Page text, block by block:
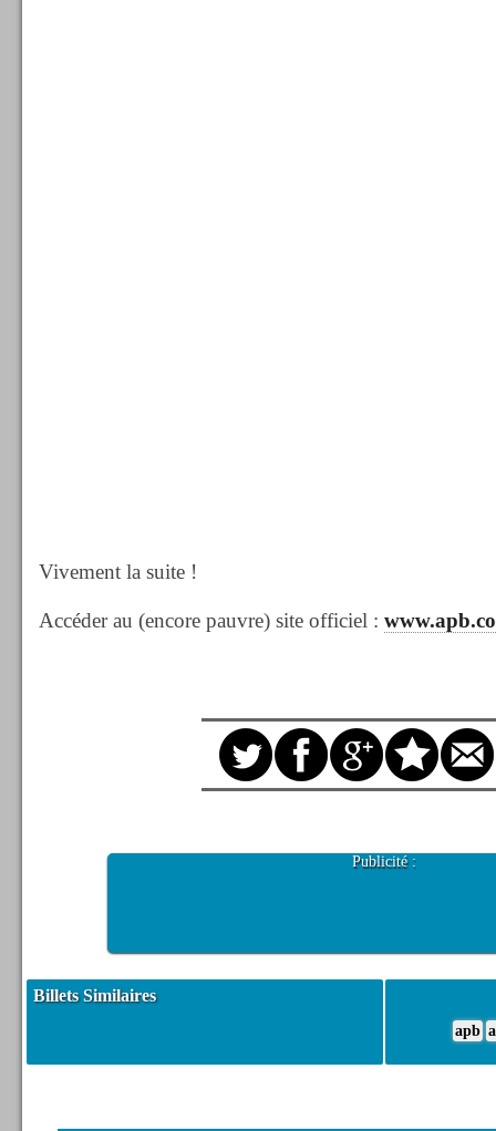
Vivement la suite !
Accéder au (encore pauvre) site officiel :
Publicité :
Billets Similaires
apb